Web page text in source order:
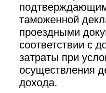
таможенной
проездными
соответствии с
затраты при
осуществления
дохода.